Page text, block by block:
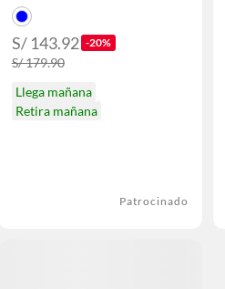
S/ 143.92 -20%
S/ 179.90
Llega mañana
Retira mañana
Patrocinado